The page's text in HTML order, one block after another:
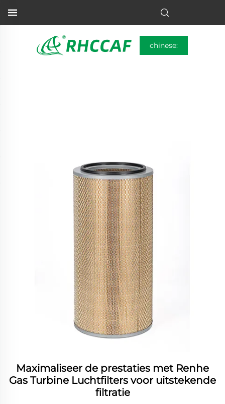
chinese:
Maximaliseer de prestaties met Renhe
Gas Turbine Luchtfilters voor uitstekende
filtratie